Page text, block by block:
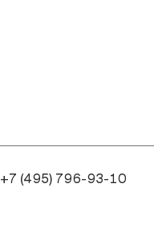
+7 (495) 796-93-10